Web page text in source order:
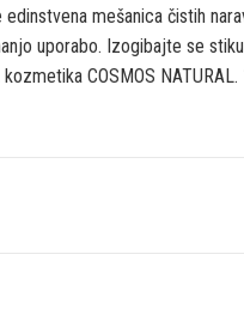
edinstvena mešanica čistih
uporabo. Izogibajte se
COSMOS NATURAL.